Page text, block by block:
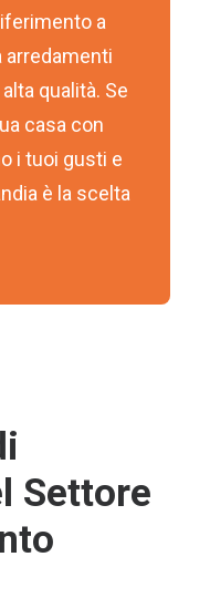
a
arredamenti
qualità. Se
casa con
i tuoi gusti e
è la scelta
Settore